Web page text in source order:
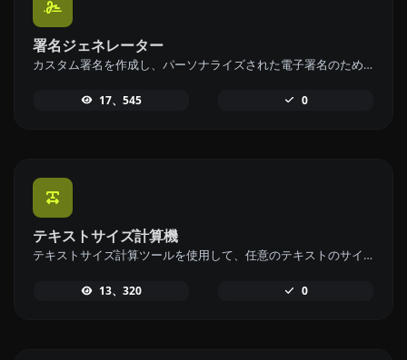
署名ジェネレーター
カスタム署名を作成し、パーソナライズされた電子署名のための署名生成ツールで簡単にダウンロードしましょう。
17、545 0
テキストサイズ計算機
テキストサイズ計算ツールを使用して、任意のテキストのサイズをバイト (B)、キロバイト (KB)、またはメガバイト (MB) で計算します。
13、320 0